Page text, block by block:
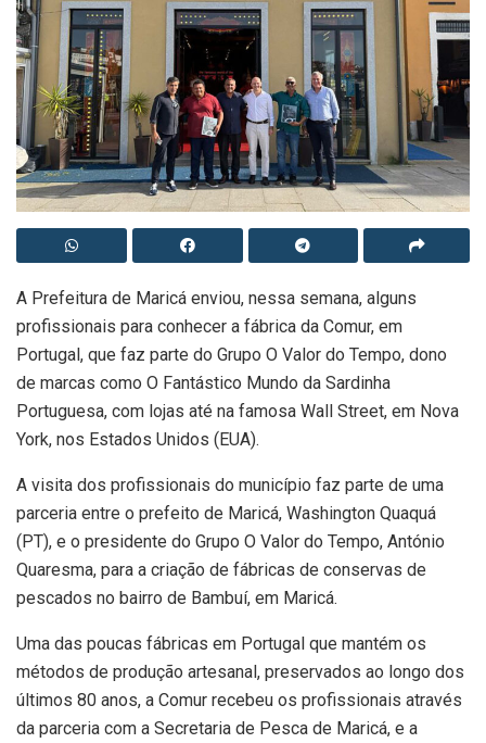
A Prefeitura de Maricá enviou, nessa semana, alguns
profissionais para conhecer a fábrica da Comur, em
Portugal, que faz parte do Grupo O Valor do Tempo, dono
de marcas como O Fantástico Mundo da Sardinha
Portuguesa, com lojas até na famosa Wall Street, em Nova
York, nos Estados Unidos (EUA).
A visita dos profissionais do município faz parte de uma
parceria entre o prefeito de Maricá, Washington Quaquá
(PT), e o presidente do Grupo O Valor do Tempo, António
Quaresma, para a criação de fábricas de conservas de
pescados no bairro de Bambuí, em Maricá.
Uma das poucas fábricas em Portugal que mantém os
métodos de produção artesanal, preservados ao longo dos
últimos 80 anos, a Comur recebeu os profissionais através
da parceria com a Secretaria de Pesca de Maricá, e a